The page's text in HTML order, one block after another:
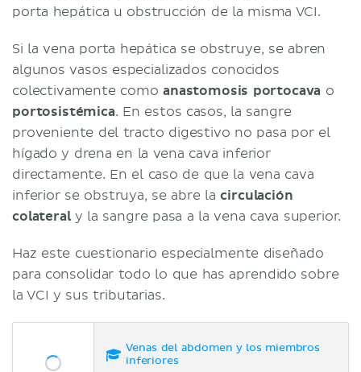
porta hepática u obstrucción de la misma VCI.
Si la vena porta hepática se obstruye, se abren
algunos vasos especializados conocidos
colectivamente como anastomosis portocava o
portosistémica. En estos casos, la sangre
proveniente del tracto digestivo no pasa por el
hígado y drena en la vena cava inferior
directamente. En el caso de que la vena cava
inferior se obstruya, se abre lacirculación
colateraly la sangre pasa a la vena cava superior.
Haz este cuestionario especialmente diseñado
para consolidar todo lo que has aprendido sobre
la VCI y sus tributarias.
Venas del abdomen y los miembros
inferiores